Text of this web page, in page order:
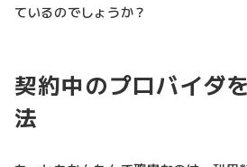
ているのでしょうか？
契約中のプロバイダ
法